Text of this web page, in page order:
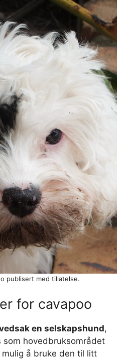
publisert med tillatelse.
for cavapoo
en selskapshund,
som hovedbruksområdet
å bruke den til litt